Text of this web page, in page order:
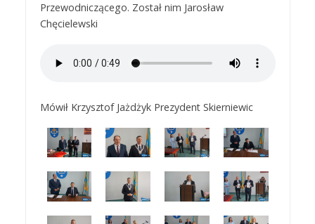
Przewodniczącego. Został nim Jarosław
Chęcielewski
Mówił Krzysztof Jażdżyk Prezydent Skierniewic